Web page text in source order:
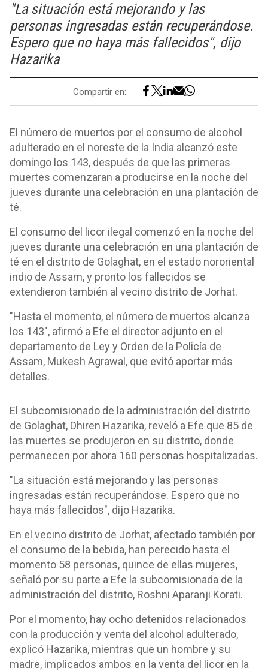
"La situación está mejorando y las
personas ingresadas están recuperándose.
Espero que no haya más fallecidos", dijo
Hazarika
Compartir en:
El número de muertos por el consumo de alcohol
adulterado en el noreste de la India alcanzó este
domingo los 143, después de que las primeras
muertes comenzaran a producirse en la noche del
jueves durante una celebración en una plantación de
té.
El consumo del licor ilegal comenzó en la noche del
jueves durante una celebración en una plantación de
té en el distrito de Golaghat, en el estado nororiental
indio de Assam, y pronto los fallecidos se
extendieron también al vecino distrito de Jorhat.
"Hasta el momento, el número de muertos alcanza
los 143", afirmó a Efe el director adjunto en el
departamento de Ley y Orden de la Policía de
Assam, Mukesh Agrawal, que evitó aportar más
detalles.
El subcomisionado de la administración del distrito
de Golaghat, Dhiren Hazarika, reveló a Efe que 85 de
las muertes se produjeron en su distrito, donde
permanecen por ahora 160 personas hospitalizadas.
"La situación está mejorando y las personas
ingresadas están recuperándose. Espero que no
haya más fallecidos", dijo Hazarika.
En el vecino distrito de Jorhat, afectado también por
el consumo de la bebida, han perecido hasta el
momento 58 personas, quince de ellas mujeres,
señaló por su parte a Efe la subcomisionada de la
administración del distrito, Roshni Aparanji Korati.
Por el momento, hay ocho detenidos relacionados
con la producción y venta del alcohol adulterado,
explicó Hazarika, mientras que un hombre y su
madre, implicados ambos en la venta del licor en la